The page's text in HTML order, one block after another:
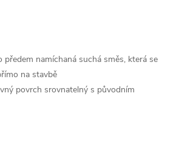
předem namíchaná suchá směs, která se
na stavbě
povrch srovnatelný s původním